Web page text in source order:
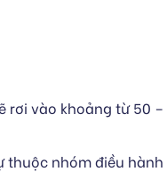
rơi vào khoảng từ 50
thuộc nhóm điều